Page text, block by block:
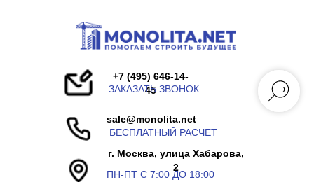
г. Москва, улица Хабарова,
ПН-ПТ С 7:00 ДО 18:00
45
ЗАКАЗАТЬ ЗВОНОК
БЕСПЛАТНЫЙ РАСЧЕТ